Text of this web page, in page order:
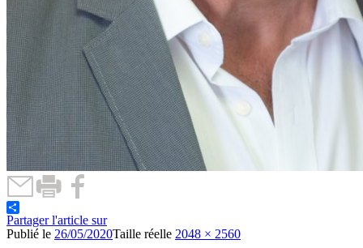
Partager l'article sur
Publié le 26/05/2020Taille réelle 2048 × 2560